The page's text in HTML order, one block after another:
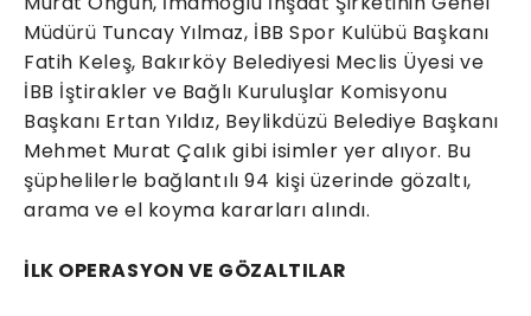
Müdürü Tuncay Yılmaz, İBB Spor Kulübü Başkanı
Fatih Keleş, Bakırköy Belediyesi Meclis Üyesi ve
İBB İştirakler ve Bağlı Kuruluşlar Komisyonu
Başkanı Ertan Yıldız, Beylikdüzü Belediye Başkanı
Mehmet Murat Çalık gibi isimler yer alıyor. Bu
şüphelilerle bağlantılı 94 kişi üzerinde gözaltı,
arama ve el koyma kararları alındı.
İLK OPERASYON VE GÖZALTILAR